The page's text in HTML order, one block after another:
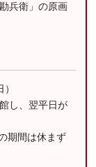
兵衛」の原画
し、翌平日が
間は休まず